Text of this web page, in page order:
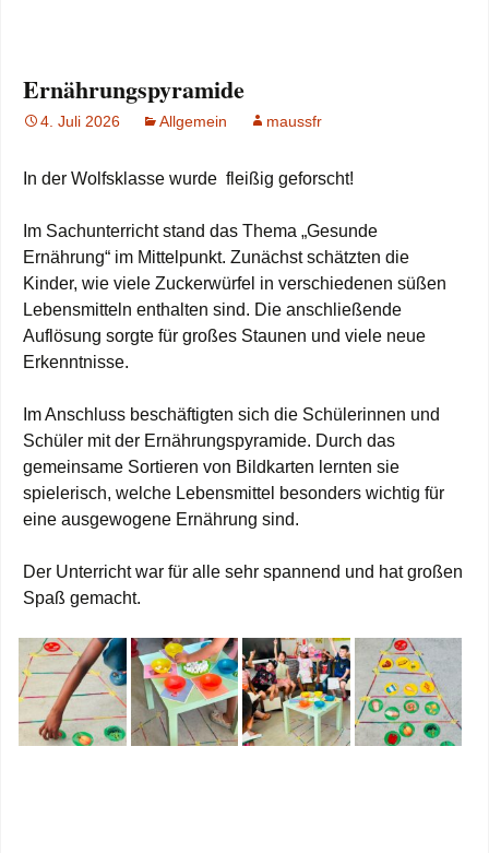
Ernährungspyramide
4. Juli 2026 Allgemein maussfr
In der Wolfsklasse wurde fleißig geforscht!
Im Sachunterricht stand das Thema „Gesunde
Ernährung“ im Mittelpunkt. Zunächst schätzten die
Kinder, wie viele Zuckerwürfel in verschiedenen süßen
Lebensmitteln enthalten sind. Die anschließende
Auflösung sorgte für großes Staunen und viele neue
Erkenntnisse.
Im Anschluss beschäftigten sich die Schülerinnen und
Schüler mit der Ernährungspyramide. Durch das
gemeinsame Sortieren von Bildkarten lernten sie
spielerisch, welche Lebensmittel besonders wichtig für
eine ausgewogene Ernährung sind.
Der Unterricht war für alle sehr spannend und hat großen
Spaß gemacht.